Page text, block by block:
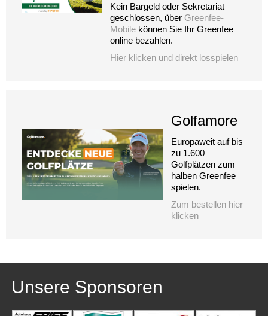
Kein Bargeld oder Sekretariat
geschlossen, über Greenfee-
Mobile können Sie Ihr Greenfee
online bezahlen.
Hier klicken und direkt losspielen
Golfamore
Europaweit auf bis
zu 1.600
Golfplätzen zum
halben Greenfee
spielen.
Zum bestellen hier
klicken
Unsere Sponsoren